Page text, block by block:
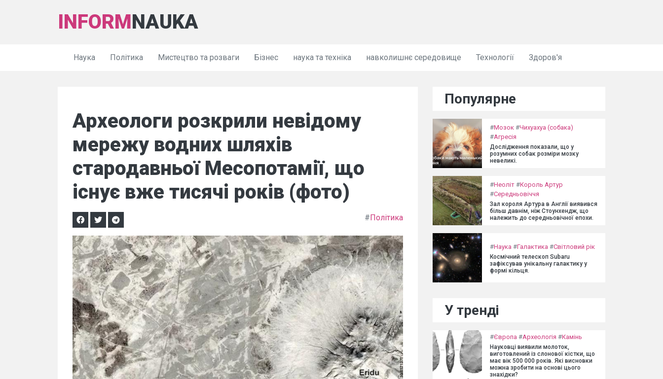
INFORMNAUKA
Наука Політика Мистецтво та розваги Бізнес наука та техніка навколишнє середовище Технології Здоров'я
Археологи розкрили невідому
мережу водних шляхів
стародавньої Месопотамії, що
існує вже тисячі років (фото)
#Політика
Популярне
#Мозок #Чихуахуа (собака)
#Агресія
Дослідження показали, що у
розумних собак розміри мозку
невеликі.
#Неоліт #Король Артур
#Середньовіччя
Зал короля Артура в Англії виявився
більш давнім, ніж Стоунхендж, що
належить до середньовічної епохи.
#Наука #Галактика #Світловий рік
Космічний телескоп Subaru
зафіксував унікальну галактику у
формі кільця.
У тренді
#Європа #Археологія #Камінь
Науковці виявили молоток,
виготовлений із слонової кістки, що
має вік 500 000 років. Які висновки
можна зробити на основі цього
знахідки?